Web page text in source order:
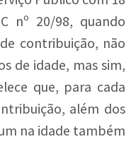
nº 20/98, quando
contribuição, não
de idade, mas sim,
que, para cada
além dos
na idade também